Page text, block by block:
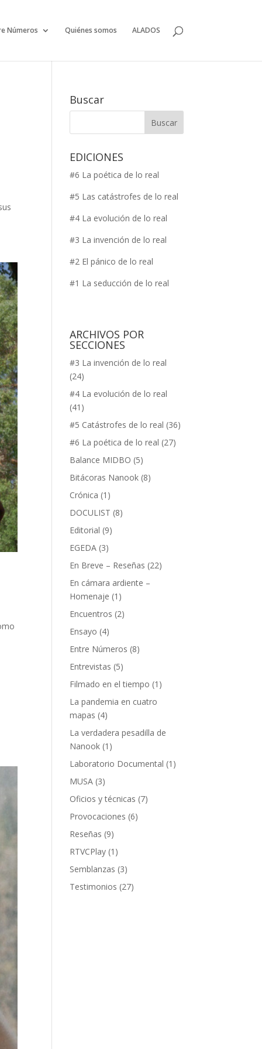
Números Quiénes somos ALADOS
Buscar
EDICIONES
#6 La poética de lo real
#5 Las catástrofes de lo real
#4 La evolución de lo real
#3 La invención de lo real
#2 El pánico de lo real
#1 La seducción de lo real
ARCHIVOS POR
SECCIONES
#3 La invención de lo real
(24)
#4 La evolución de lo real
(41)
#5 Catástrofes de lo real (36)
#6 La poética de lo real (27)
Balance MIDBO (5)
Bitácoras Nanook (8)
Crónica (1)
DOCULIST (8)
Editorial (9)
EGEDA (3)
En Breve – Reseñas (22)
En cámara ardiente –
Homenaje (1)
Encuentros (2)
Ensayo (4)
Entre Números (8)
Entrevistas (5)
Filmado en el tiempo (1)
La pandemia en cuatro
mapas (4)
La verdadera pesadilla de
Nanook (1)
Laboratorio Documental (1)
MUSA (3)
Oficios y técnicas (7)
Provocaciones (6)
Reseñas (9)
RTVCPlay (1)
Semblanzas (3)
Testimonios (27)